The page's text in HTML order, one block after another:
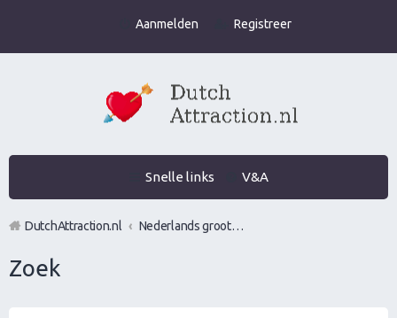
Aanmelden Registreer
Snelle links V&A
DutchAttraction.nl Nederlands grootste Dutch Attraction, Lifestyle, Vrouwen versieren en Pick-Up (PUA) Forum
Zoek